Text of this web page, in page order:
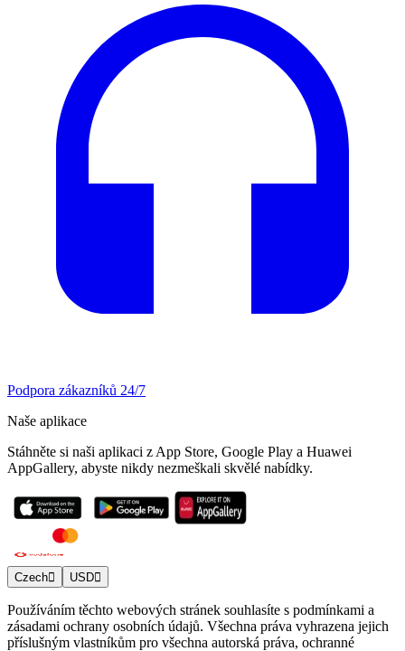
Podpora zákazníků 24/7
Naše aplikace
Stáhněte si naši aplikaci z App Store, Google Play a Huawei
AppGallery, abyste nikdy nezmeškali skvělé nabídky.
Czech USD
Používáním těchto webových stránek souhlasíte s podmínkami a
zásadami ochrany osobních údajů. Všechna práva vyhrazena jejich
příslušným vlastníkům pro všechna autorská práva, ochranné